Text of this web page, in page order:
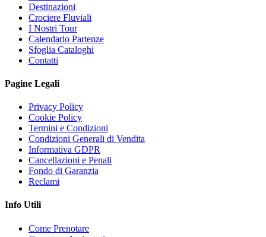
Destinazioni
Crociere Fluviali
I Nostri Tour
Calendario Partenze
Sfoglia Cataloghi
Contatti
Pagine Legali
Privacy Policy
Cookie Policy
Termini e Condizioni
Condizioni Generali di Vendita
Informativa GDPR
Cancellazioni e Penali
Fondo di Garanzia
Reclami
Info Utili
Come Prenotare